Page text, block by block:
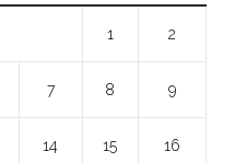
1 2
7 8 9
14 15 16